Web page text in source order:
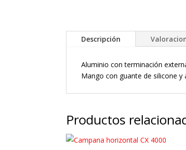
Descripción
Aluminio con terminación
Mango con guante de silicone y
Productos